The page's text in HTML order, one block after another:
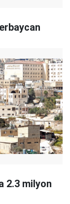
2.3 milyon